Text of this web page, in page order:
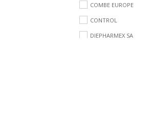
COMBE EUROPE
CONTROL
DIEPHARMEX SA